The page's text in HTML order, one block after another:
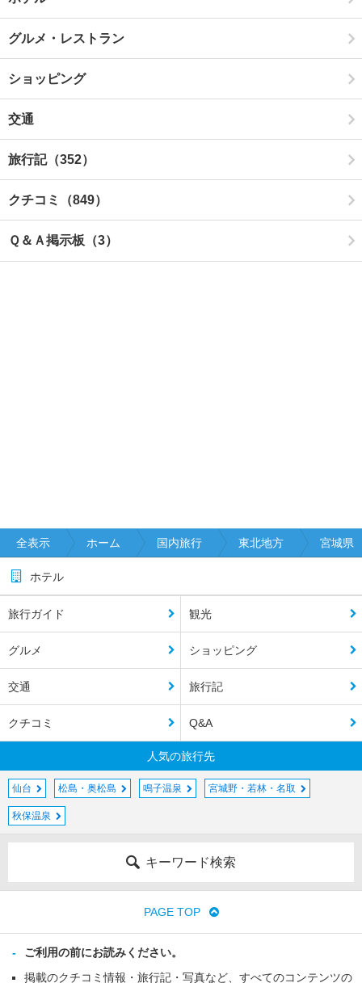
グルメ・レストラン
ショッピング
交通
旅行記（352）
クチコミ（849）
Ｑ＆Ａ掲示板（3）
全表示 ホーム 国内旅行 東北地方 宮城県
ホテル
旅行ガイド 観光
グルメ ショッピング
交通 旅行記
クチコミ Q&A
人気の旅行先
仙台 松島・奥松島 鳴子温泉 宮城野・若林・名取
秋保温泉
キーワード検索
PAGE TOP
ご利用の前にお読みください。
掲載のクチコミ情報・旅行記・写真など、すべてのコンテンツの